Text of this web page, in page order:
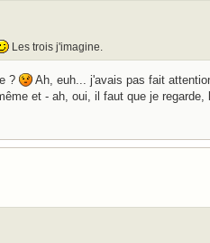
Les trois j'imagine.
?
Ah, euh... j'avais pas fait
et - ah, oui, il faut que je